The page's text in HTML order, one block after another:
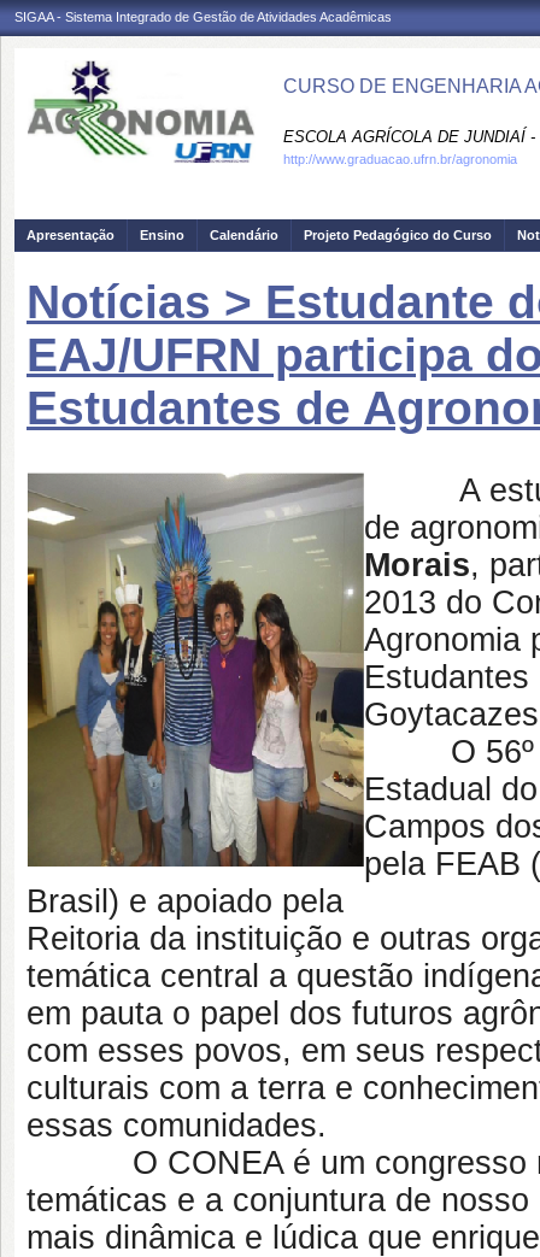
SIGAA - Sistema Integrado de Gestão de Atividades Acadêmicas
CURSO DE ENGENHARIA
ESCOLA AGRÍCOLA DE JUNDIAÍ -
http://www.graduacao.ufrn.br/agronomia
Apresentação Ensino Calendário Projeto Pedagógico do Curso
Notícias > Estudante
EAJ/UFRN participa
Estudantes de
A
de
Morais,
2013 do
Agronomia
Estudantes
O 56º
Estadual
Campos
pela FEAB
Brasil) e apoiado pela
Reitoria da instituição e outras
temática central a questão
em pauta o papel dos futuros
com esses povos, em seus
culturais com a terra e
essas comunidades.
O CONEA é um congresso
temáticas e a conjuntura de
mais dinâmica e lúdica que